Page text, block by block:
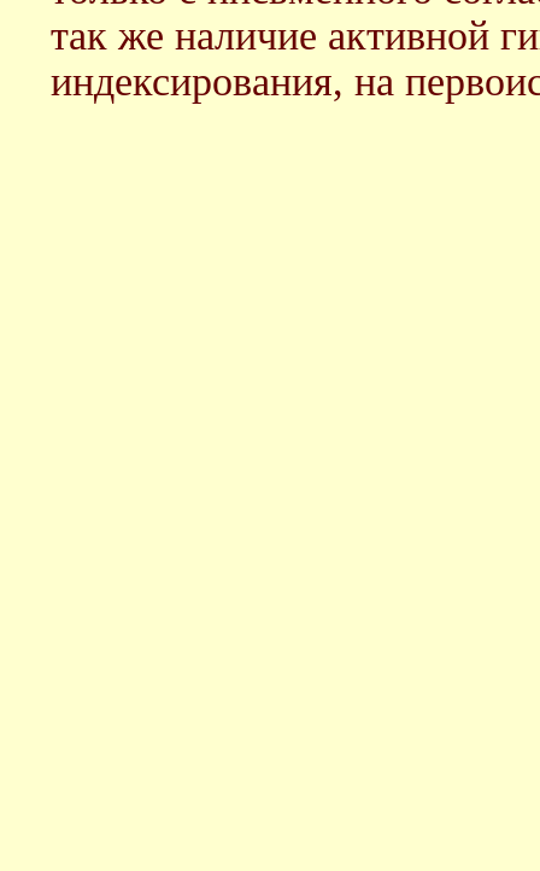
так же наличие активной
индексирования, на